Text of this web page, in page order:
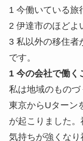
1 今働いている旅
2 伊達市のほどよ
3 私以外の移住者
です。
1 今の会社で働く
私は地域のもの
東京からUターン
が起こりました。
気持ちが強くな